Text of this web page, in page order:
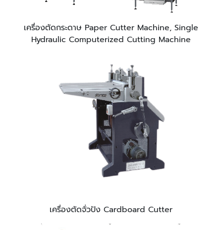
เครื่องตัดกระดาษ Paper Cutter Machine, Single
Hydraulic Computerized Cutting Machine
เครื่องตัดจั่วปัง Cardboard Cutter